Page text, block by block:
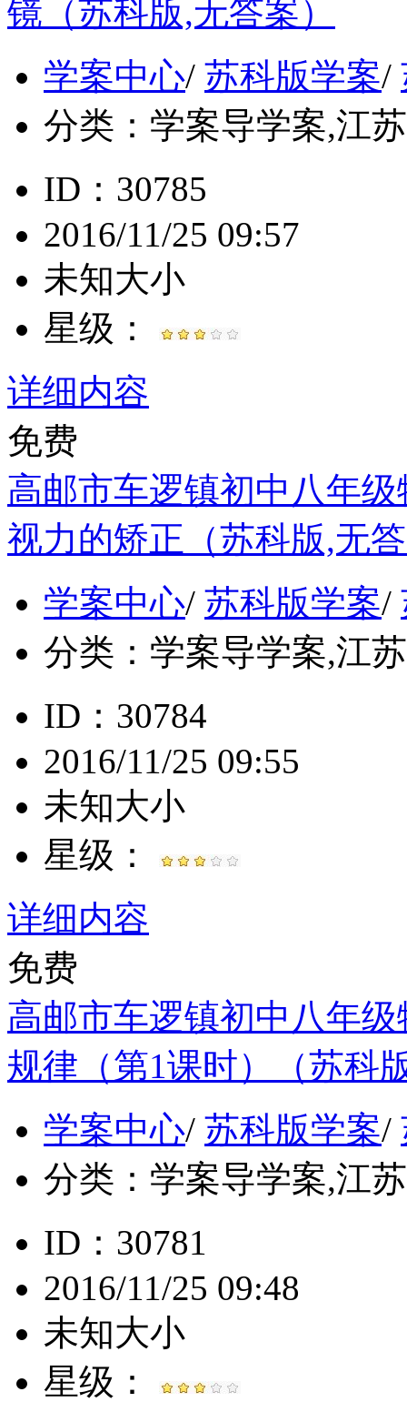
镜（苏科版,无答案）
学案中心/ 苏科版学案/
分类： 学案导学案,江
ID：30785
2016/11/25 09:57
未知大小
星级：
详细内容
免费
高邮市车逻镇初中八年
视力的矫正（苏科版,无
学案中心/ 苏科版学案/
分类： 学案导学案,江
ID：30784
2016/11/25 09:55
未知大小
星级：
详细内容
免费
高邮市车逻镇初中八年
规律（第1课时）（苏科
学案中心/ 苏科版学案/
分类： 学案导学案,江
ID：30781
2016/11/25 09:48
未知大小
星级：